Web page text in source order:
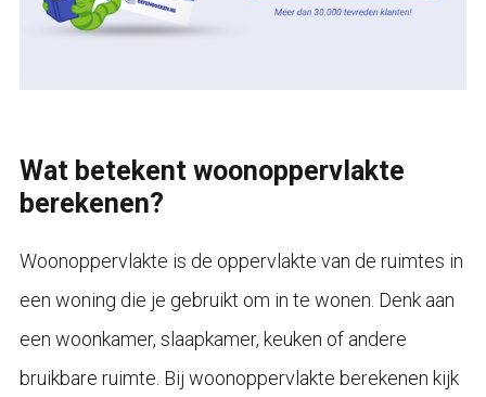
Wat betekent woonoppervlakte
berekenen?
Woonoppervlakte is de oppervlakte van de ruimtes in
een woning die je gebruikt om in te wonen. Denk aan
een woonkamer, slaapkamer, keuken of andere
bruikbare ruimte. Bij woonoppervlakte berekenen kijk